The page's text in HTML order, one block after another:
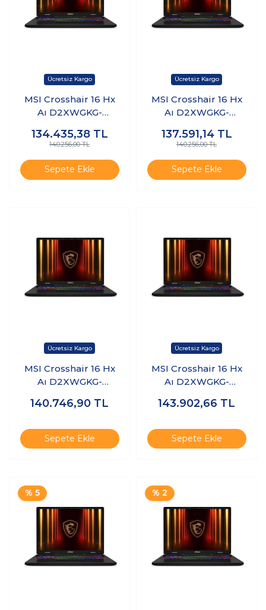
MSI Crosshair 16 Hx
Aı D2XWGKG-
275HX 24GB Ram 1tb
Freedos K15
134.435,38 TL
140.256,00 TL
Sepete Ekle
MSI Crosshair 16 Hx
Aı D2XWGKG-
275HX 24GB Ram 1tb
Windows 11 Pro K16
137.591,14 TL
140.256,00 TL
Sepete Ekle
MSI Crosshair 16 Hx
Aı D2XWGKG-
275HX 24GB Ram
RTX5070 Freedos
K17
140.746,90 TL
Sepete Ekle
MSI Crosshair 16 Hx
Aı D2XWGKG-
275HX 24GB Ram
RTX5070 Windows 11
Pro K18
143.902,66 TL
Sepete Ekle
% 5 % 2